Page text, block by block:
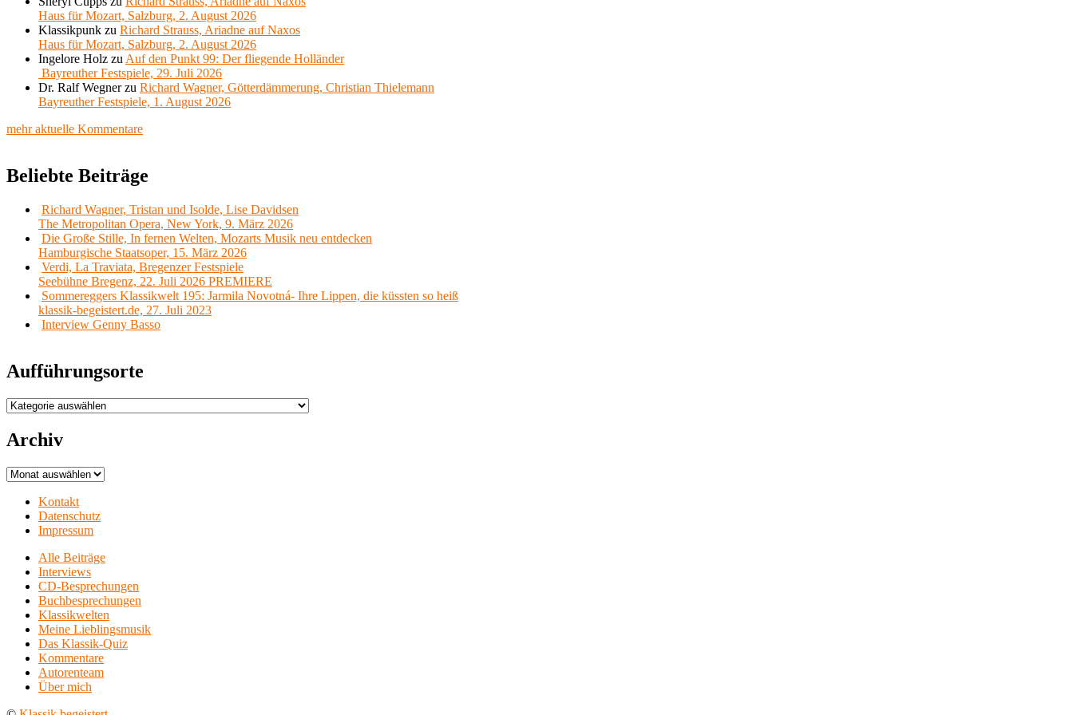
Haus für Mozart, Salzburg, 2. August 2026
Klassikpunk zu Richard Strauss, Ariadne auf Naxos
Haus für Mozart, Salzburg, 2. August 2026
Ingelore Holz zu Auf den Punkt 99: Der fliegende Holländer
Bayreuther Festspiele, 29. Juli 2026
Dr. Ralf Wegnerzu Richard Wagner, Götterdämmerung, Christian Thielemann
Bayreuther Festspiele, 1. August 2026
mehr aktuelle Kommentare
Beliebte Beiträge
Richard Wagner, Tristan und Isolde, Lise Davidsen
The Metropolitan Opera, New York, 9. März 2026
Die Große Stille, In fernen Welten, Mozarts Musik neu entdecken
Hamburgische Staatsoper, 15. März 2026
Verdi, La Traviata, Bregenzer Festspiele
Seebühne Bregenz, 22. Juli 2026 PREMIERE
Sommereggers Klassikwelt 195: Jarmila Novotná- Ihre Lippen, die küssten so heiß
klassik-begeistert.de, 27. Juli 2023
Interview Genny Basso
Aufführungsorte
Aufführungsorte
Archiv
Archiv
Kontakt
Datenschutz
Impressum
Alle Beiträge
Interviews
CD-Besprechungen
Buchbesprechungen
Klassikwelten
Meine Lieblingsmusik
Das Klassik-Quiz
Kommentare
Autorenteam
Über mich